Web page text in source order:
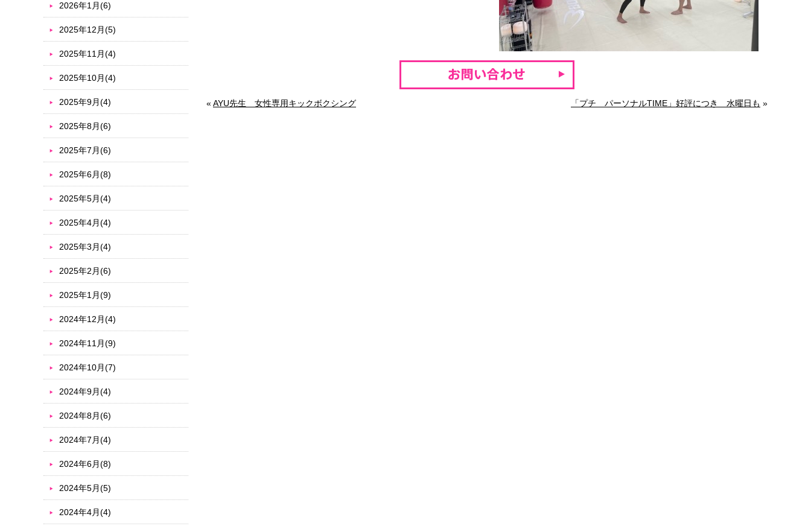
« AYU先生 女性専用キックボクシング 「プチ パーソナルTIME」好評につき 水曜日も »
2026年1月(6)
2025年12月(5)
2025年11月(4)
2025年10月(4)
2025年9月(4)
2025年8月(6)
2025年7月(6)
2025年6月(8)
2025年5月(4)
2025年4月(4)
2025年3月(4)
2025年2月(6)
2025年1月(9)
2024年12月(4)
2024年11月(9)
2024年10月(7)
2024年9月(4)
2024年8月(6)
2024年7月(4)
2024年6月(8)
2024年5月(5)
2024年4月(4)